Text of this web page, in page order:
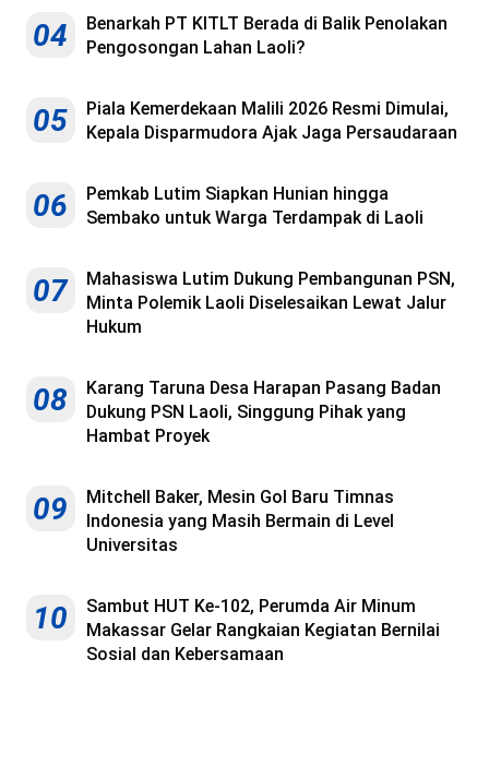
04
Benarkah PT KITLT Berada di Balik Penolakan
Pengosongan Lahan Laoli?
05
Piala Kemerdekaan Malili 2026 Resmi Dimulai,
Kepala Disparmudora Ajak Jaga Persaudaraan
06
Pemkab Lutim Siapkan Hunian hingga
Sembako untuk Warga Terdampak di Laoli
07
Mahasiswa Lutim Dukung Pembangunan PSN,
Minta Polemik Laoli Diselesaikan Lewat Jalur
Hukum
08
Karang Taruna Desa Harapan Pasang Badan
Dukung PSN Laoli, Singgung Pihak yang
Hambat Proyek
09
Mitchell Baker, Mesin Gol Baru Timnas
Indonesia yang Masih Bermain di Level
Universitas
10
Sambut HUT Ke-102, Perumda Air Minum
Makassar Gelar Rangkaian Kegiatan Bernilai
Sosial dan Kebersamaan